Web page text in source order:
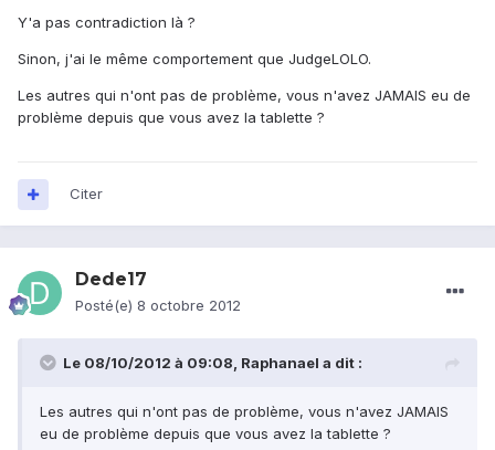
Y'a pas contradiction là ?
Sinon, j'ai le même comportement que JudgeLOLO.
Les autres qui n'ont pas de problème, vous n'avez JAMAIS eu de
problème depuis que vous avez la tablette ?
Citer
Dede17
Posté(e) 8 octobre 2012
Le 08/10/2012 à 09:08, Raphanael a dit :
Les autres qui n'ont pas de problème, vous n'avez JAMAIS
eu de problème depuis que vous avez la tablette ?